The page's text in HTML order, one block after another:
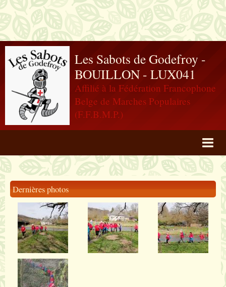
Les Sabots de Godefroy -
BOUILLON - LUX041
Affilié à la Fédération Francophone
Belge de Marches Populaires
(F.F.B.M.P.)
Agenda
Dernières photos